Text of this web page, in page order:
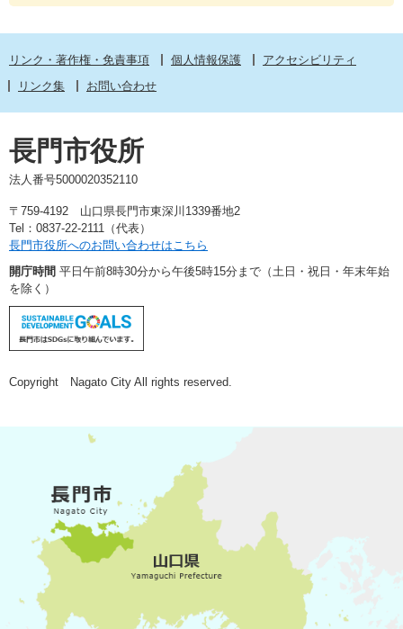
リンク・著作権・免責事項 個人情報保護
アクセシビリティ
リンク集
お問い合わせ
長門市役所
法人番号5000020352110
〒759-4192 山口県長門市東深川1339番地2
Tel：0837-22-2111（代表）
長門市役所へのお問い合わせはこちら
開庁時間 平日午前8時30分から午後5時15分まで（土日・祝日・年末年始
を除く）
Copyright Nagato City All rights reserved.